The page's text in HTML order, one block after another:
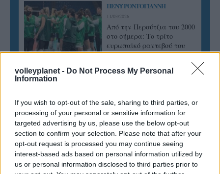
volleyplanet - Do Not Process My Personal
Information
If you wish to opt-out of the sale, sharing to third parties, or
processing of your personal or sensitive information for
targeted advertising by us, please use the below opt-out
section to confirm your selection. Please note that after your
opt-out request is processed you may continue seeing
interest-based ads based on personal information utilized by
us or personal information disclosed to third parties prior to
ΠΕΝΥ ΡΟΝΤΟΓΙΑΝΝΗ
11/03/2026
Από την Περούτζια του 2000
στο σήμερα: Tο τρίτο
ευρωπαϊκό ραντεβού του
Παναθηναϊκού με την
ΗΛΙΑΣ ΠΑΠΑΪΩΑΝΝΟΥ
08/03/2026
Αναγνώριση και σεβασμός
οι σημαντικότερες νίκες του
Α.Ο. Θήρας